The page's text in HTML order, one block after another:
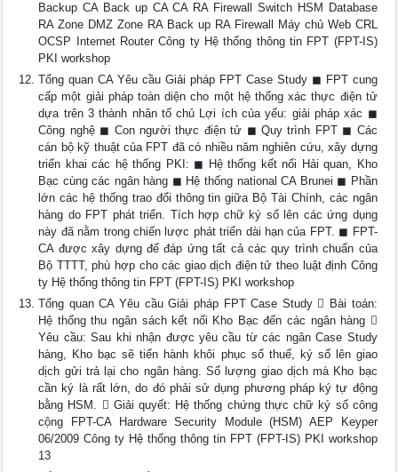
Backup CA Back up CA CA RA Firewall Switch HSM Database
RA Zone DMZ Zone RA Back up RA Firewall Máy chủ Web CRL
OCSP Internet Router Công ty Hệ thống thông tin FPT (FPT-IS)
PKI workshop
Tổng quan CA Yêu cầu Giải pháp FPT Case Study ◼ FPT cung
cấp một giải pháp toàn diện cho một hệ thống xác thực điện tử
dựa trên 3 thành nhân tố chủ Lợi ích của yếu: giải pháp xác ◼
Công nghệ ◼ Con người thực điện tử ◼ Quy trình FPT ◼ Các
cán bộ kỹ thuật của FPT đã có nhiều năm nghiên cứu, xây dựng
triển khai các hệ thống PKI: ◼ Hệ thống kết nối Hải quan, Kho
Bạc cùng các ngân hàng ◼ Hệ thống national CA Brunei ◼ Phần
lớn các hệ thống trao đổi thông tin giữa Bộ Tài Chính, các ngân
hàng do FPT phát triển. Tích hợp chữ ký số lên các ứng dụng
này đã nằm trong chiến lược phát triển dài hạn của FPT. ◼ FPT-
CA được xây dựng để đáp ứng tất cả các quy trình chuẩn của
Bộ TTTT, phù hợp cho các giao dịch điện tử theo luật định Công
ty Hệ thống thông tin FPT (FPT-IS) PKI workshop
Tổng quan CA Yêu cầu Giải pháp FPT Case Study  Bài toán:
Hệ thống thu ngân sách kết nối Kho Bạc đến các ngân hàng 
Yêu cầu: Sau khi nhận được yêu cầu từ các ngân Case Study
hàng, Kho bạc sẽ tiến hành khôi phục sổ thuế, ký số lên giao
dịch gửi trả lại cho ngân hàng. Số lượng giao dịch mà Kho bạc
cần ký là rất lớn, do đó phải sử dụng phương pháp ký tự động
bằng HSM.  Giải quyết: Hệ thống chứng thực chữ ký số công
cộng FPT-CA Hardware Security Module (HSM) AEP Keyper
06/2009 Công ty Hệ thống thông tin FPT (FPT-IS) PKI workshop
13